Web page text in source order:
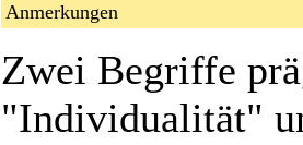
Anmerkungen
Zwei Begriffe
"Individualität"